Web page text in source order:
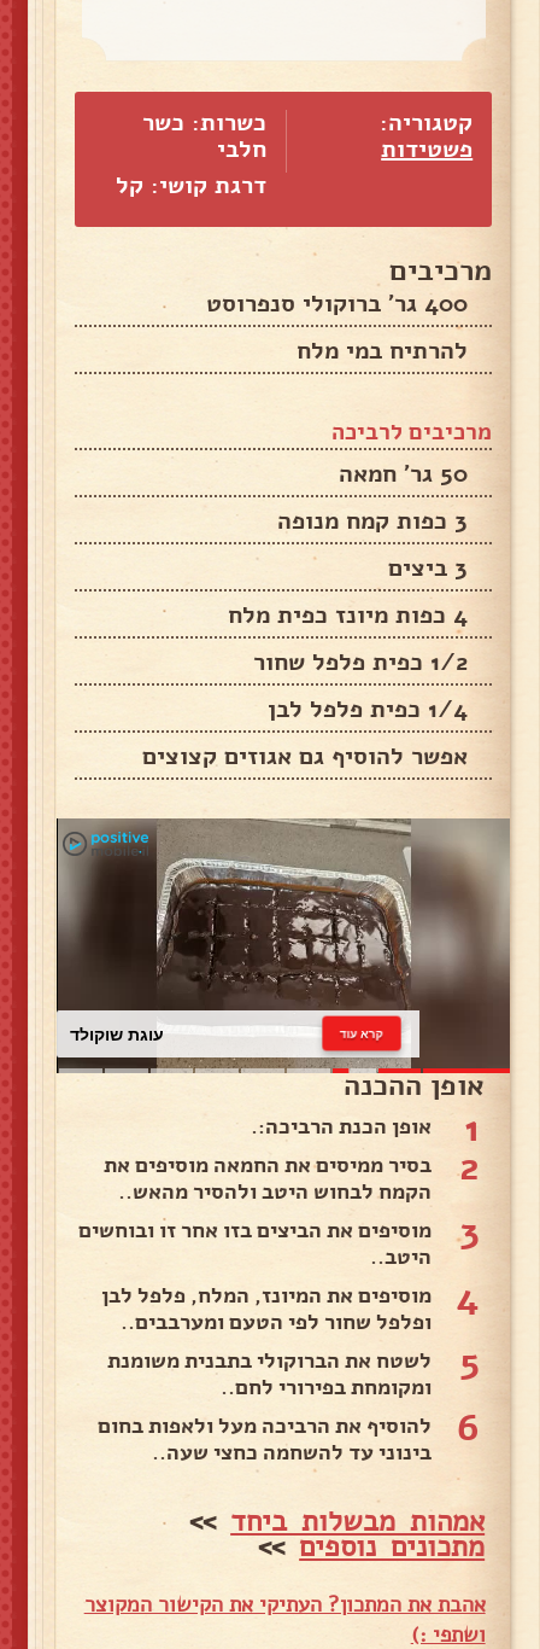
קטגוריה:
פשטידות
כשרות: כשר
חלבי
דרגת קושי: קל
מרכיבים
400 גר' ברוקולי סנפרוסט
להרתיח במי מלח
מרכיבים לרביכה
50 גר' חמאה
3 כפות קמח מנופה
3 ביצים
4 כפות מיונז כפית מלח
1/2 כפית פלפל שחור
1/4 כפית פלפל לבן
אפשר להוסיף גם אגוזים קצוצים
עוגת שוקולד קרא עוד
אופן ההכנה
1 אופן הכנת הרביכה:.
2
בסיר ממיסים את החמאה מוסיפים את
הקמח לבחוש היטב ולהסיר מהאש..
3
מוסיפים את הביצים בזו אחר זו ובוחשים
היטב..
4
מוסיפים את המיונז, המלח, פלפל לבן
ופלפל שחור לפי הטעם ומערבבים..
5
לשטח את הברוקולי בתבנית משומנת
ומקומחת בפירורי לחם..
6
להוסיף את הרביכה מעל ולאפות בחום
בינוני עד להשחמה כחצי שעה..
אמהות מבשלות ביחד >>
מתכונים נוספים>>
אהבת את המתכון? העתיקי את הקישור המקוצר
ושתפי :)